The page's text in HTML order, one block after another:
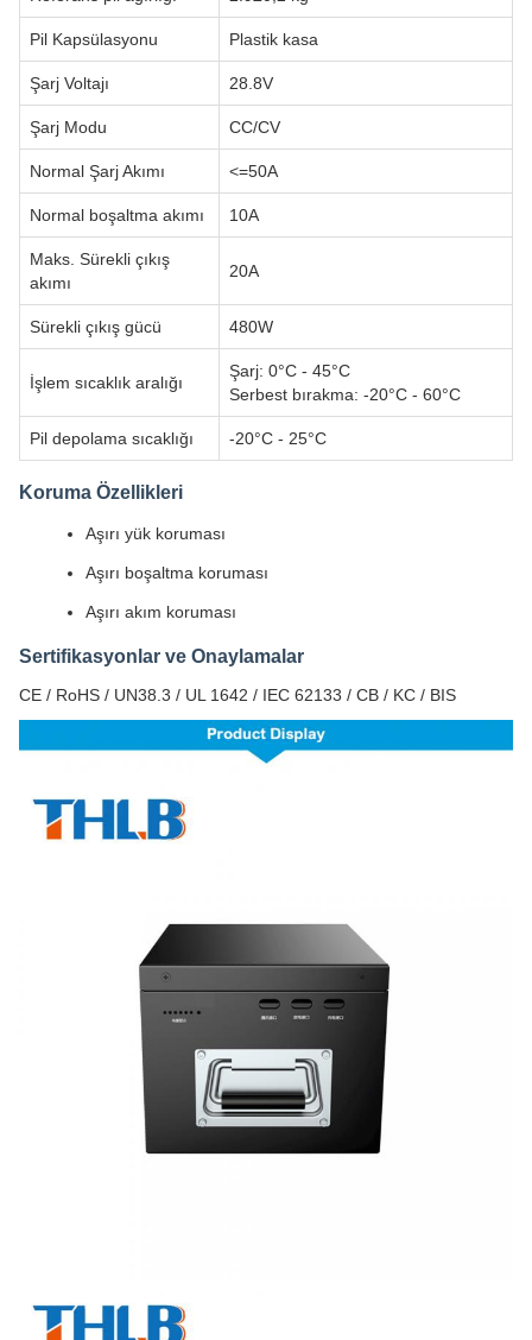
Pil Kapsülasyonu Plastik kasa
Şarj Voltajı 28.8V
Şarj Modu CC/CV
Normal Şarj Akımı <=50A
Normal boşaltma akımı 10A
Maks. Sürekli çıkış
akımı
20A
Sürekli çıkış gücü 480W
İşlem sıcaklık aralığı
Şarj: 0°C - 45°C
Serbest bırakma: -20°C - 60°C
Pil depolama sıcaklığı -20°C - 25°C
Koruma Özellikleri
Aşırı yük koruması
Aşırı boşaltma koruması
Aşırı akım koruması
Sertifikasyonlar ve Onaylamalar
CE / RoHS / UN38.3 / UL 1642 / IEC 62133 / CB / KC / BIS